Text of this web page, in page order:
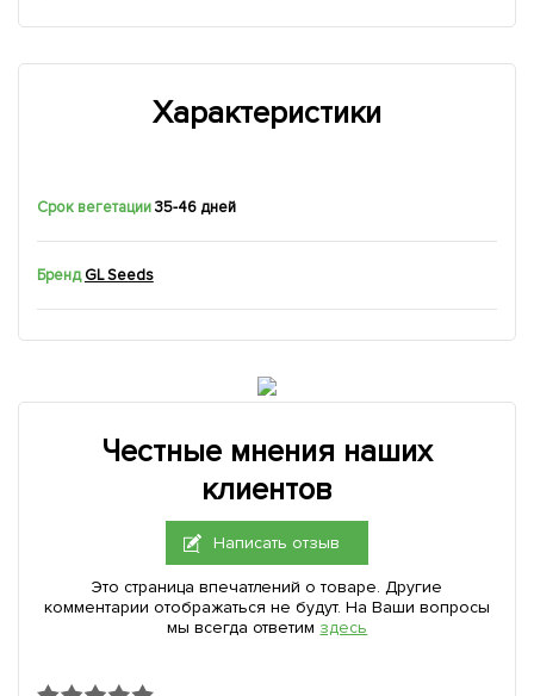
Характеристики
Срок вегетации 35-46 дней
Бренд GL Seeds
Честные мнения наших
клиентов
Написать отзыв
Это страница впечатлений о товаре. Другие
комментарии отображаться не будут. На Ваши вопросы
мы всегда ответим здесь